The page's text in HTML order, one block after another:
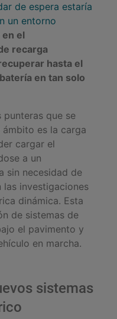
de espera estaría
un entorno
el
recarga
hasta el
en tan solo
punteras que se
es la carga
cargar el
a un
sin necesidad de
las investigaciones
dinámica. Esta
de sistemas de
el pavimento y
en marcha.
sistemas